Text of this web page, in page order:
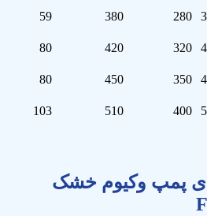
280
380
59
320
420
80
350
450
80
400
510
103
ی پمپ وکیوم خشک